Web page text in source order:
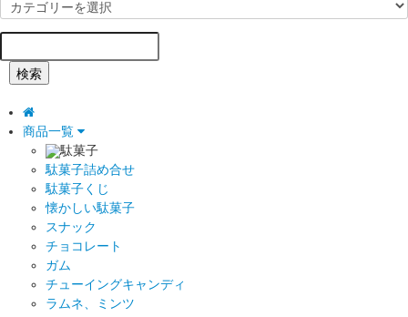
検索
商品一覧
駄菓子
駄菓子詰め合せ
駄菓子くじ
懐かしい駄菓子
スナック
チョコレート
ガム
チューイングキャンディ
ラムネ、ミンツ